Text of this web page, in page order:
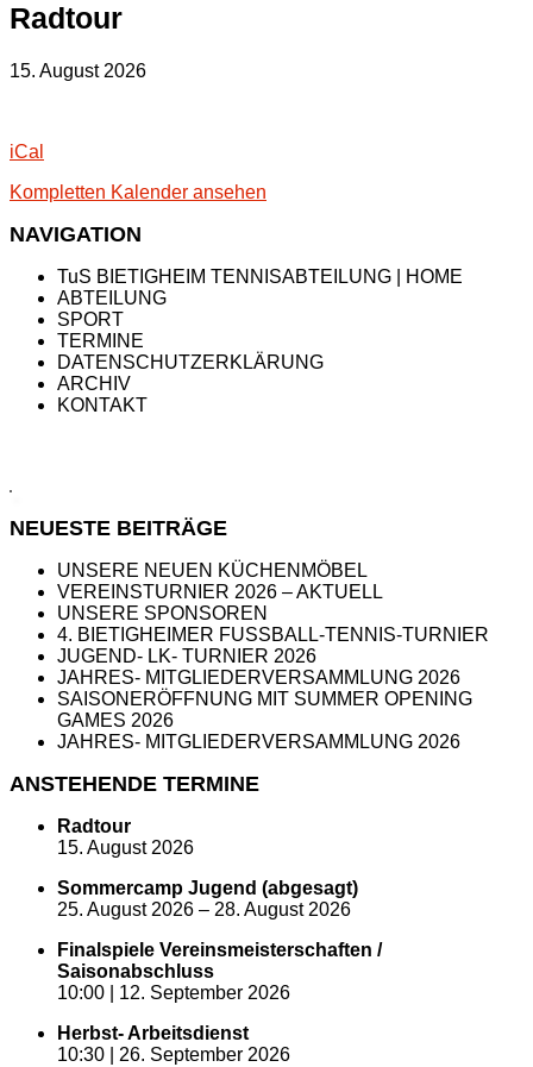
Radtour
Radtour
15. August 2026
iCal
Kompletten Kalender ansehen
NAVIGATION
TuS BIETIGHEIM TENNISABTEILUNG | HOME
ABTEILUNG
SPORT
TERMINE
DATENSCHUTZERKLÄRUNG
ARCHIV
KONTAKT
NEUESTE BEITRÄGE
UNSERE NEUEN KÜCHENMÖBEL
VEREINSTURNIER 2026 – AKTUELL
UNSERE SPONSOREN
4. BIETIGHEIMER FUSSBALL-TENNIS-TURNIER
JUGEND- LK- TURNIER 2026
JAHRES- MITGLIEDERVERSAMMLUNG 2026
SAISONERÖFFNUNG MIT SUMMER OPENING
GAMES 2026
JAHRES- MITGLIEDERVERSAMMLUNG 2026
ANSTEHENDE TERMINE
Radtour
15. August 2026
Sommercamp Jugend (abgesagt)
25. August 2026 – 28. August 2026
Finalspiele Vereinsmeisterschaften /
Saisonabschluss
10:00 | 12. September 2026
Herbst- Arbeitsdienst
10:30 | 26. September 2026